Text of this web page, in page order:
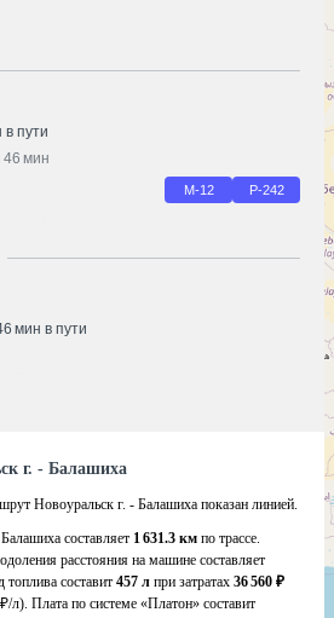
в пути
46 мин
М-12 Р-242
мин в пути
г. - Балашиха
Новоуральск г. - Балашиха показан линией.
составляет 1 631.3 км по трассе.
расстояния на машине составляет
топлива составит 457 л при затратах 36 560 ₽
л). Плата по системе «Платон» составит